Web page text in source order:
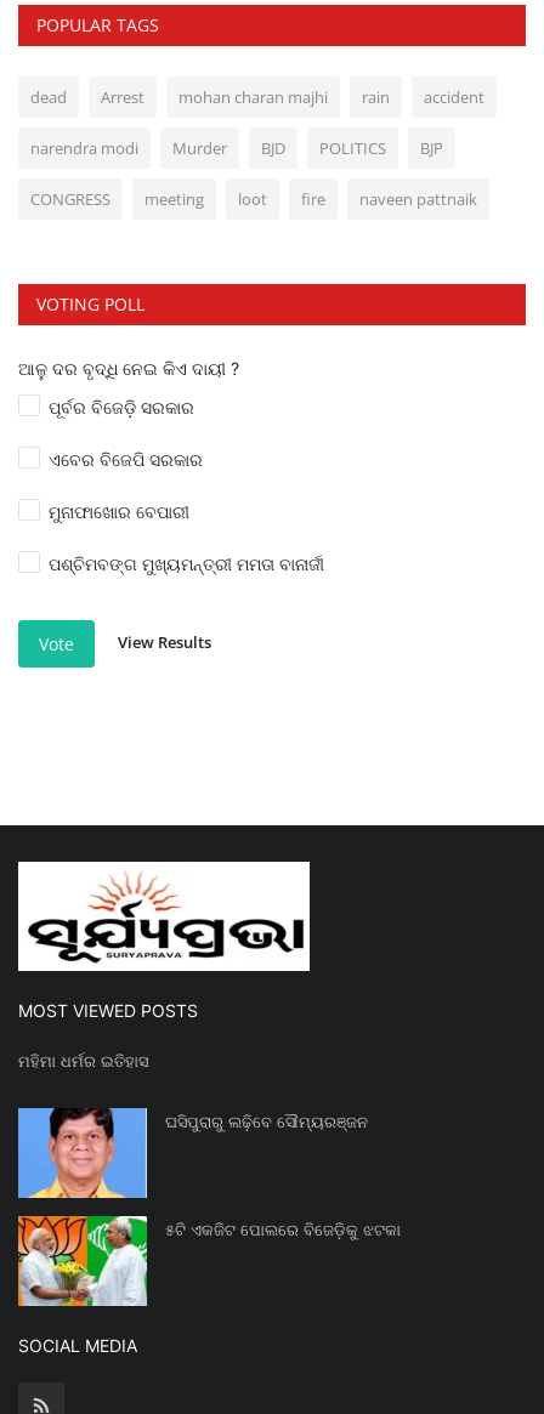
POPULAR TAGS
dead Arrest mohan charan majhi rain accident
narendra modi Murder BJD POLITICS BJP
CONGRESS meeting loot fire naveen pattnaik
VOTING POLL
ଆଳୁ ଦର ବୃଦ୍ଧି ନେଇ କିଏ ଦାୟୀ ?
ପୂର୍ବର ବିଜେଡ଼ି ସରକାର
ଏବେର ବିଜେପି ସରକାର
ମୁନାଫାଖୋର ବେପାରୀ
ପଶ୍ଚିମବଙ୍ଗ ମୁଖ୍ୟମନ୍ତ୍ରୀ ମମତା ବାନାର୍ଜୀ
Vote View Results
MOST VIEWED POSTS
ମହିମା ଧର୍ମର ଇତିହାସ
ଘସିପୁରାରୁ ଲଢ଼ିବେ ସୌମ୍ୟରଞ୍ଜନ
୫ଟି ଏକଜିଟ ପୋଲରେ ବିଜେଡ଼ିକୁ ଝଟକା
SOCIAL MEDIA